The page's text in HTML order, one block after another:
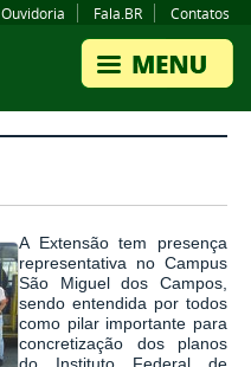
Ouvidoria Fala.BR Contatos
A Extensão tem presença
representativa no Campus
São Miguel dos Campos,
sendo entendida por todos
como pilar importante para
concretização dos planos
do Instituto Federal de